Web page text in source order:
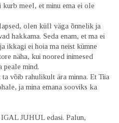
meel, et minu ema ei ole
olen küll väga õnnelik ja
hakkama. Seda enam, et ma ei
ikkagi ei hoia ma neist kümne
näha, kui noored inimesed
peale mind.
võib rahulikult ära minna. Et Tiia
ja mina emana sooviks ka
JUHUL edasi. Palun,